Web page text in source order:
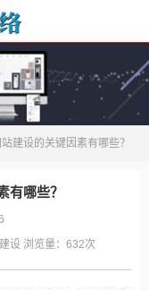
建设的关键因素有哪些？
有哪些？
设浏览量： 632次